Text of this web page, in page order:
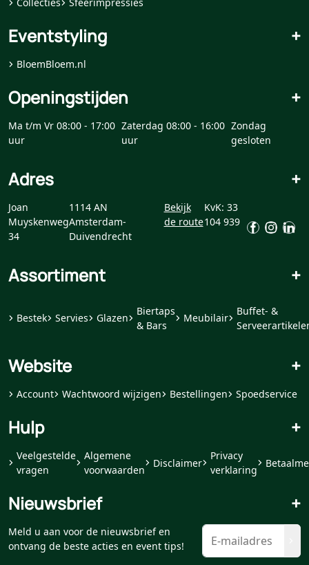
Eventstyling +
BloemBloem.nl
Openingstijden +
Ma t/m Vr 08:00 - 17:00
uur
Zaterdag 08:00 - 16:00
uur
Zondag
gesloten
Adres +
Joan
Muyskenweg
34
1114 AN
Amsterdam-
Duivendrecht
Bekijk
de route
KvK: 33
104 939
Assortiment +
Bestek Servies Glazen
Biertaps
& Bars
Meubilair
Buffet- &
Website +
Account Wachtwoord wijzigen Bestellingen Spoedservice
Hulp +
Veelgestelde
vragen
Algemene
voorwaarden
Disclaimer
Privacy
verklaring
Nieuwsbrief +
Meld u aan voor de nieuwsbrief en
ontvang de beste acties en event tips!